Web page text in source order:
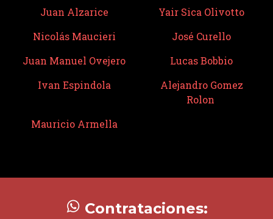
Juan Alzarice
Yair Sica Olivotto
Nicolás Maucieri
José Curello
Juan Manuel Ovejero
Lucas Bobbio
Ivan Espindola
Alejandro Gomez
Rolon
Mauricio Armella
Contrataciones: